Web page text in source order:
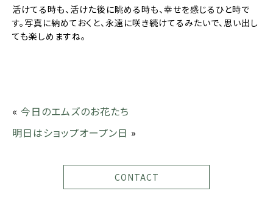
活けてる時も、活けた後に眺める時も、幸せを感じるひと時で
す。写真に納めておくと、永遠に咲き続けてるみたいで、思い出し
ても楽しめますね。
« 今日のエムズのお花たち
明日はショップオープン日 »
CONTACT